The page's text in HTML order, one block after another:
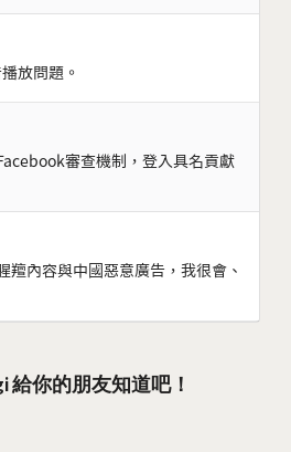
放問題。
審查機制，登入具名貢獻
羶內容與中國惡意廣告，我很會、
給你的朋友知道吧！